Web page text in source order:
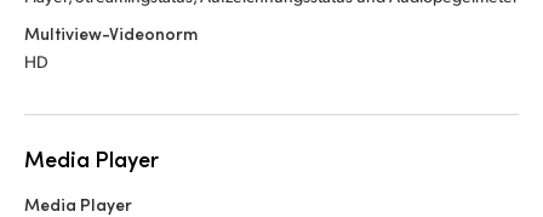
Multiview-Videonorm
HD
Media Player
Media Player